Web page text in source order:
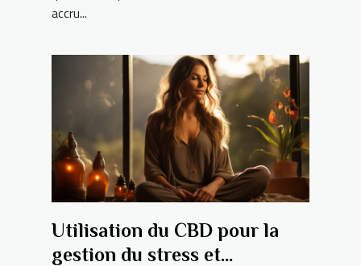
accru...
Utilisation du CBD pour la
gestion du stress et